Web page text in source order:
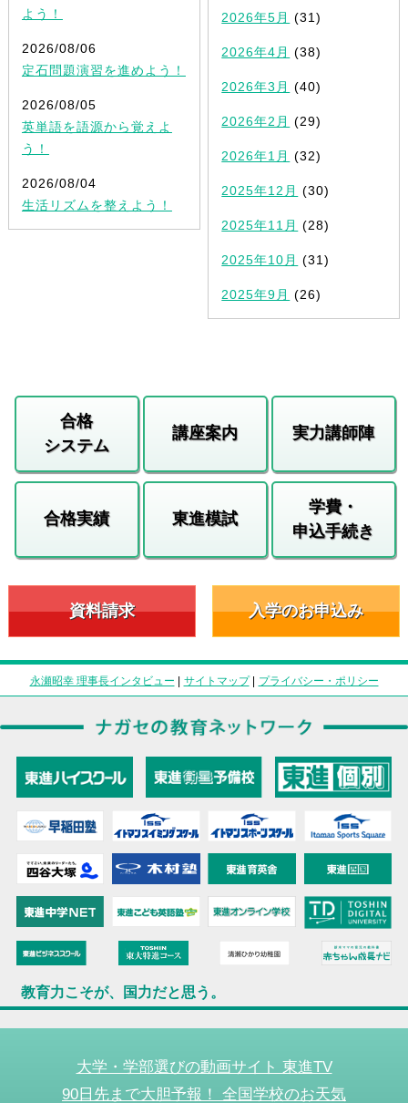
よう！
2026/08/06
定石問題演習を進めよう！
2026/08/05
英単語を語源から覚えよ
う！
2026/08/04
生活リズムを整えよう！
2026年5月 (31)
2026年4月 (38)
2026年3月 (40)
2026年2月 (29)
2026年1月 (32)
2025年12月 (30)
2025年11月 (28)
2025年10月 (31)
2025年9月 (26)
合格
システム
講座案内 実力講師陣
合格実績 東進模試
学費・
申込手続き
資料請求 入学のお申込み
永瀬昭幸 理事長インタビュー | サイトマップ| プライバシー・ポリシー
教育力こそが、国力だと思う。
大学・学部選びの動画サイト 東進TV
90日先まで大胆予報！ 全国学校のお天気